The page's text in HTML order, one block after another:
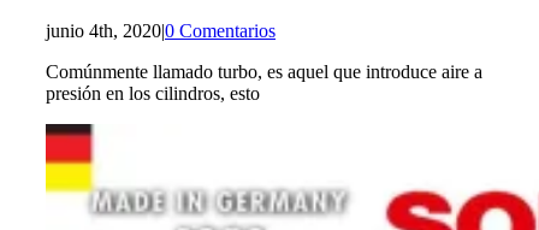
junio 4th, 2020|0 Comentarios
Comúnmente llamado turbo, es aquel que introduce aire a
presión en los cilindros, esto